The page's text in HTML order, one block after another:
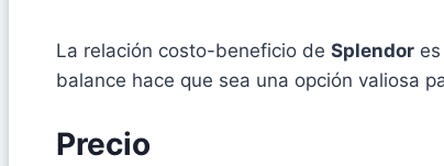
La relación costo-beneficio de Splendor
balance hace que sea una opción valiosa
Precio